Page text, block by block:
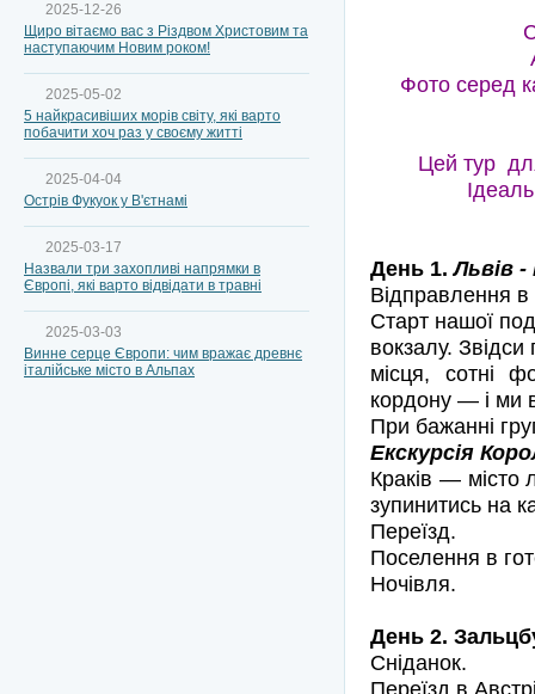
Фото серед
Цей тур
День 1. Львів
Відправлення в
Старт нашої
вокзалу. Звідси
місця, сотні
кордону — і ми
При бажанні
Екскурсія
Краків — місто
зупинитись на
Переїзд.
Поселення в
Ночівля.
День 2.
Сніданок.
Переїзд в
2025-12-26
Щиро вітаємо вас з Різдвом Христовим та
наступаючим Новим роком!
2025-05-02
5 найкрасивіших морів світу, які варто
побачити хоч раз у своєму житті
2025-04-04
Острів Фукуок у В'єтнамі
2025-03-17
Назвали три захопливі напрямки в
Європі, які варто відвідати в травні
2025-03-03
Винне серце Європи: чим вражає древнє
італійське місто в Альпах